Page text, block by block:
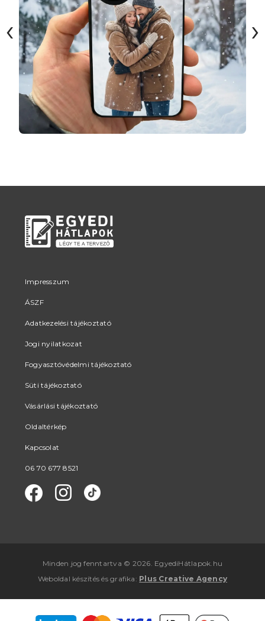
‹ ›
Impresszum
ÁSZF
Adatkezelési tájékoztató
Jogi nyilatkozat
Fogyasztóvédelmi tájékoztató
Süti tájékoztató
Vásárlási tájékoztató
Oldaltérkép
Kapcsolat
06 70 677 8521
Minden jog fenntartva © 2026. EgyediHátlapok.hu
Weboldal készítés ésgrafika : Plus Creative Agency